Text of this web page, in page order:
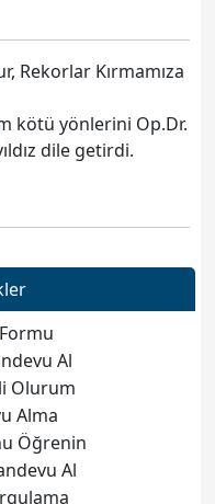
Rekorlar Kırmamıza
kötü yönlerini Op.Dr.
dile getirdi.
Al
Olurum
Alma
Öğrenin
Al